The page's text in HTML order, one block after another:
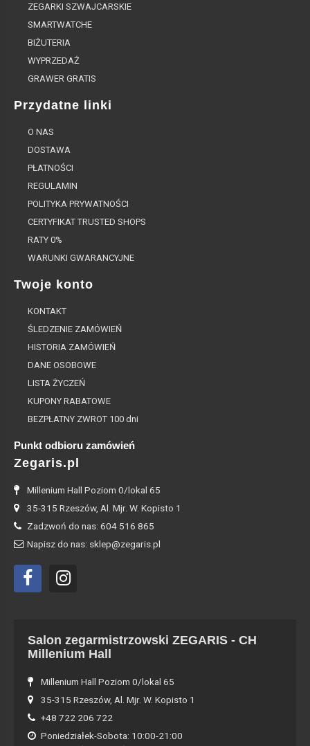
ZEGARKI SZWAJCARSKIE
SMARTWATCHE
BIŻUTERIA
WYPRZEDAŻ
GRAWER GRATIS
Przydatne linki
O NAS
DOSTAWA
PŁATNOŚCI
REGULAMIN
POLITYKA PRYWATNOŚCI
CERTYFIKAT TRUSTED SHOPS
RATY 0%
WARUNKI GWARANCYJNE
Twoje konto
KONTAKT
ŚLEDZENIE ZAMÓWIEŃ
HISTORIA ZAMÓWIEŃ
DANE OSOBOWE
LISTA ŻYCZEŃ
KUPONY RABATOWE
BEZPŁATNY ZWROT 100 dni
Punkt odbioru zamówień
Zegaris.pl
Millenium Hall Poziom 0/lokal 65
35-315 Rzeszów, Al. Mjr. W. Kopisto 1
Zadzwoń do nas: 604 516 865
Napisz do nas: sklep@zegaris.pl
Salon zegarmistrzowski ZEGARIS - CH
Millenium Hall
Millenium Hall Poziom 0/lokal 65
35-315 Rzeszów, Al. Mjr. W. Kopisto 1
+48 722 206 722
Poniedziałek-Sobota: 10:00-21:00